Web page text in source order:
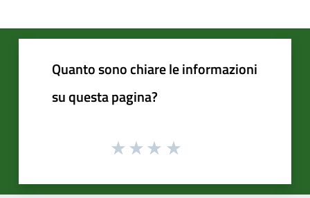
Quanto sono chiare le informazioni
su questa pagina?